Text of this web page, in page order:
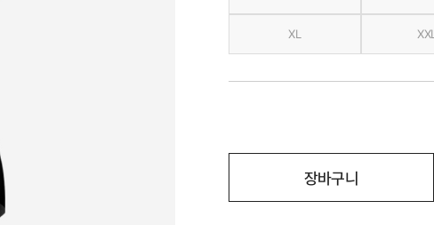
XL XXL
장바구니